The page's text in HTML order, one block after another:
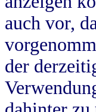
auch vor,
der